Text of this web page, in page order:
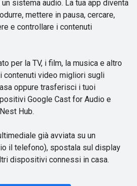
sistema audio. La tua app diventa
mettere in pausa, cercare,
e controllare i contenuti
per la TV, i film, la musica e altro
contenuti video migliori sugli
oppure trasferisci i tuoi
Google Cast for Audio e
Hub.
già avviata su un
il telefono), spostala sul display
dispositivi connessi in casa.